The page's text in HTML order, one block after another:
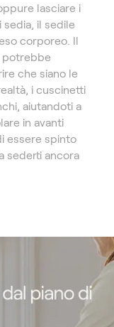
lasciare i
il sedile
corporeo. Il
potrebbe
che siano le
i cuscinetti
aiutandoti a
in avanti
essere spinto
sederti ancora